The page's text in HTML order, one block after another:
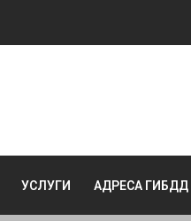
УСЛУГИ АДРЕСА ГИБДД